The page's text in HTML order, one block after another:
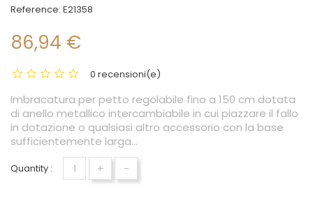
Reference: E21358
86,94 €
0 recensioni(e)
Imbracatura per petto regolabile fino a 150 cm dotata
di anello metallico intercambiabile in cui piazzare il fallo
in dotazione o qualsiasi altro accessorio con la base
sufficientemente larga...
Quantity : + -